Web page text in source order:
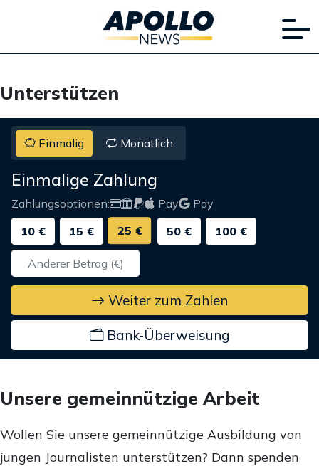
Unterstützen
Einmalig Monatlich
Einmalige Zahlung
Zahlungsoptionen: Pay
Pay
10 €
15 € 25 € 50 € 100 €
Weiter zum Zahlen
Bank-Überweisung
Unsere gemeinnützige Arbeit
Wollen Sie unsere gemeinnützige Ausbildung von
jungen Journalisten unterstützen? Dann spenden